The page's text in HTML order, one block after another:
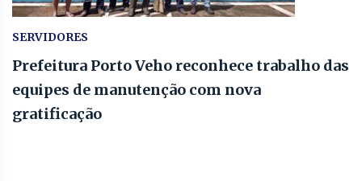
SERVIDORES
Prefeitura Porto Veho reconhece trabalho das
equipes de manutenção com nova
gratificação